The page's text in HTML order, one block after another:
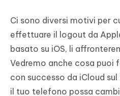
Ci sono diversi motivi per
effettuare il logout da
basato su iOS, li
Vedremo anche cosa puoi
con successo da iCloud
il tuo telefono possa